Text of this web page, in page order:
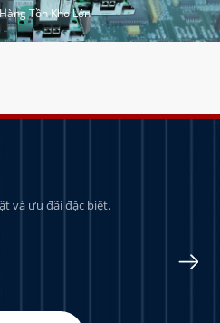
Hàng Tồn Kho Lớn
và ưu đãi đặc biệt.